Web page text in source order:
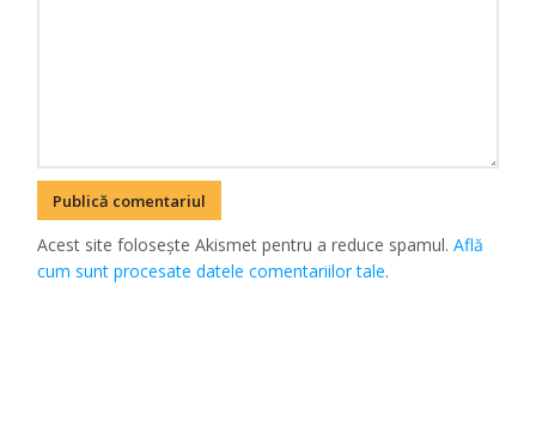
Acest site folosește Akismet pentru a reduce spamul.Află
cum sunt procesate datele comentariilor tale.